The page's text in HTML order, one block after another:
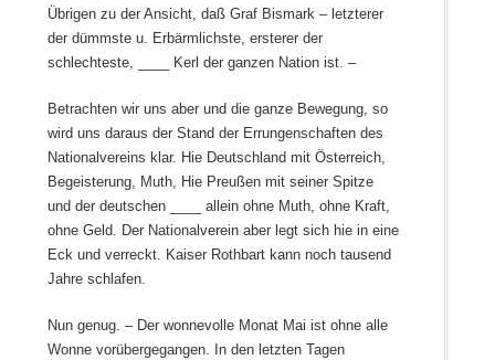
Übrigen zu der Ansicht, daß Graf Bismark – letzterer
der dümmste u. Erbärmlichste, ersterer der
schlechteste, ____ Kerl der ganzen Nation ist. –
Betrachten wir uns aber und die ganze Bewegung, so
wird uns daraus der Stand der Errungenschaften des
Nationalvereins klar. Hie Deutschland mit Österreich,
Begeisterung, Muth, Hie Preußen mit seiner Spitze
und der deutschen ____ allein ohne Muth, ohne Kraft,
ohne Geld. Der Nationalverein aber legt sich hie in eine
Eck und verreckt. Kaiser Rothbart kann noch tausend
Jahre schlafen.
Nun genug. – Der wonnevolle Monat Mai ist ohne alle
Wonne vorübergegangen. In den letzten Tagen